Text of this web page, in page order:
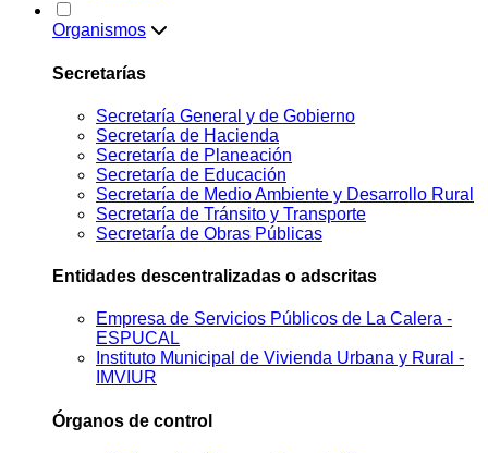
Organismos
Secretarías
Secretaría General y de Gobierno
Secretaría de Hacienda
Secretaría de Planeación
Secretaría de Educación
Secretaría de Medio Ambiente y Desarrollo Rural
Secretaría de Tránsito y Transporte
Secretaría de Obras Públicas
Entidades descentralizadas o adscritas
Empresa de Servicios Públicos de La Calera -
ESPUCAL
Instituto Municipal de Vivienda Urbana y Rural -
IMVIUR
Órganos de control